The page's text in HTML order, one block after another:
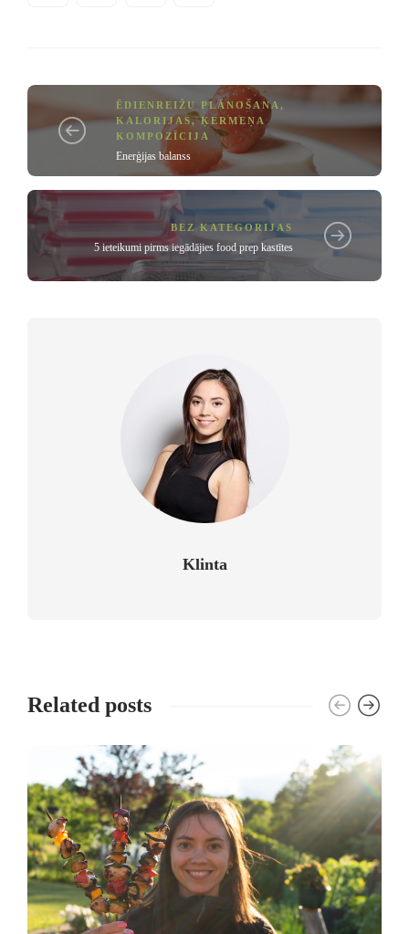
ĒDIENREIŽU PLĀNOŠANA ,
KALORIJAS,ĶERMEŅA
KOMPOZĪCIJA
Enerģijas balanss
BEZ KATEGORIJAS
5 ieteikumi pirms iegādājies food prep kastītes
Klinta
Related posts